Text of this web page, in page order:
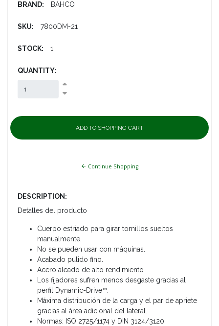
BRAND: BAHCO
SKU: 7800DM-21
STOCK: 1
QUANTITY:
Continue Shopping
DESCRIPTION:
Detalles del producto
Cuerpo estriado para girar tornillos sueltos
manualmente.
No se pueden usar con máquinas.
Acabado pulido fino.
Acero aleado de alto rendimiento
Los fijadores sufren menos desgaste gracias al
perfil Dynamic-Drive™.
Máxima distribución de la carga y el par de apriete
gracias al área adicional del lateral.
Normas: ISO 2725/1174 y DIN 3124/3120.